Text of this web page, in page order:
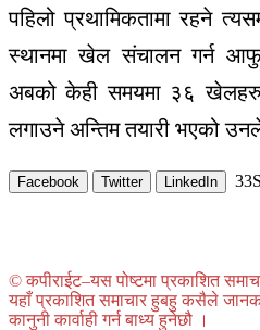
पहिलो प्रथामिकतामा रहने
स्थानमा खेल संचालन गर्न
अबको केही समयमा ३६
लगाउने अन्तिम तयारी भएको
Facebook Twitter LinkedIn 33
© कपीराईट–यस पोष्टमा प्रकाशित
यहाँ प्रकाशित समाचार हुबहु कसैले
कानुनी कार्वाही गर्न बाध्य हुनेछौ ।